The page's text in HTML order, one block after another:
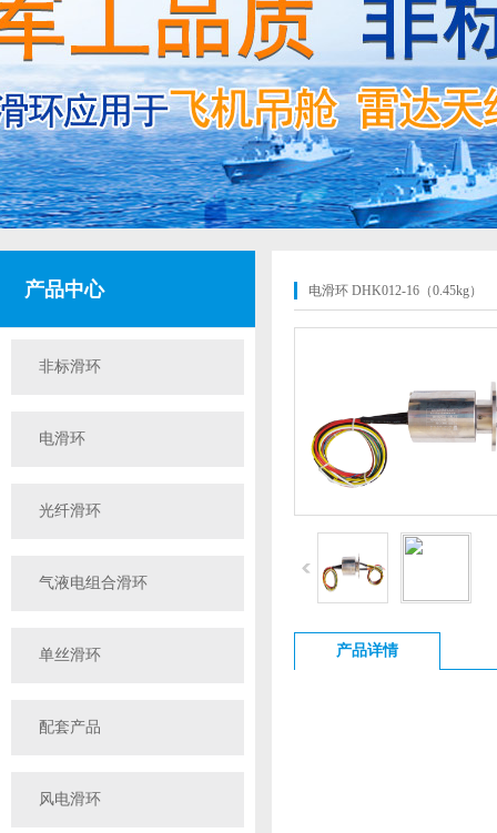
产品中心
非标滑环
电滑环
光纤滑环
气液电组合滑环
单丝滑环
配套产品
风电滑环
电滑环 DHK012-16（0.45kg）
产品详情